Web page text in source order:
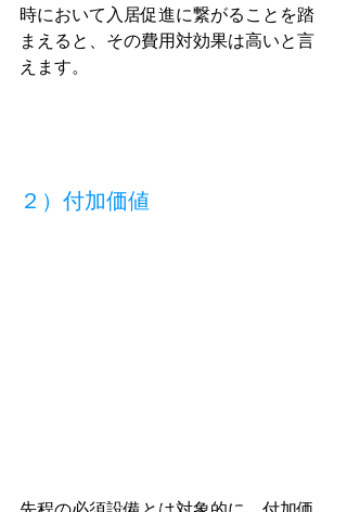
時において入居促進に繋がることを踏
まえると、その費用対効果は高いと言
えます。
２）付加価値